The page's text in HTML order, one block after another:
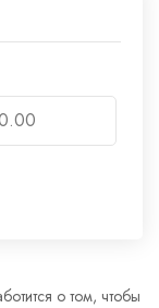
о том, чтобы